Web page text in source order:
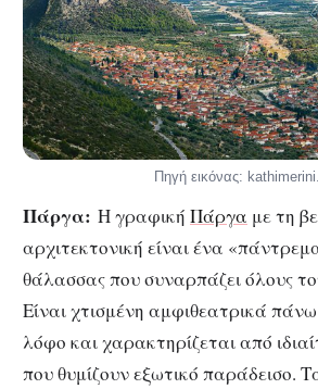
Πηγή εικόνας:
Πάργα: Η γραφική Πάργα με τη
αρχιτεκτονική είναι ένα
θάλασσας που συναρπάζει όλους
Είναι χτισμένη αμφιθεατρικά
λόφο και χαρακτηρίζεται από
που θυμίζουν εξωτικό παράδεισο.